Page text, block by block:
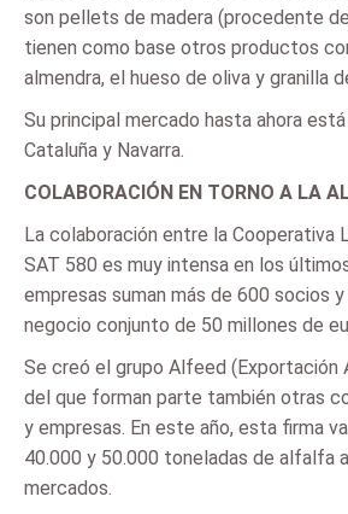
son pellets de madera (procedente
tienen como base otros productos
almendra, el hueso de oliva y granilla
Su principal mercado hasta ahora está
Cataluña y Navarra.
COLABORACIÓN EN TORNO A LA
La colaboración entre la Cooperativa
SAT 580 es muy intensa en los
empresas suman más de 600 socios
negocio conjunto de 50 millones de
Se creó el grupo Alfeed (Exportación
del que forman parte también otras
y empresas. En este año, esta firma
40.000 y 50.000 toneladas de alfalfa
mercados.